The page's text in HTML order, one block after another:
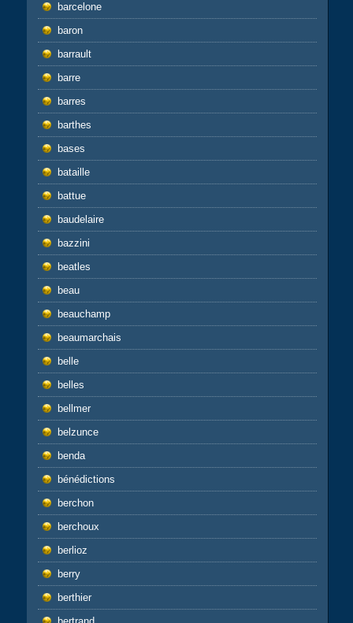
barcelone
baron
barrault
barre
barres
barthes
bases
bataille
battue
baudelaire
bazzini
beatles
beau
beauchamp
beaumarchais
belle
belles
bellmer
belzunce
benda
bénédictions
berchon
berchoux
berlioz
berry
berthier